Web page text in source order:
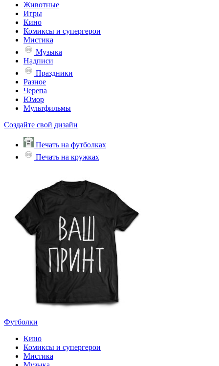
Животные
Игры
Кино
Комиксы и супергерои
Мистика
Музыка
Надписи
Праздники
Разное
Черепа
Юмор
Мультфильмы
Создайте свой дизайн
Печать на футболках
Печать на кружках
Футболки
Кино
Комиксы и супергерои
Мистика